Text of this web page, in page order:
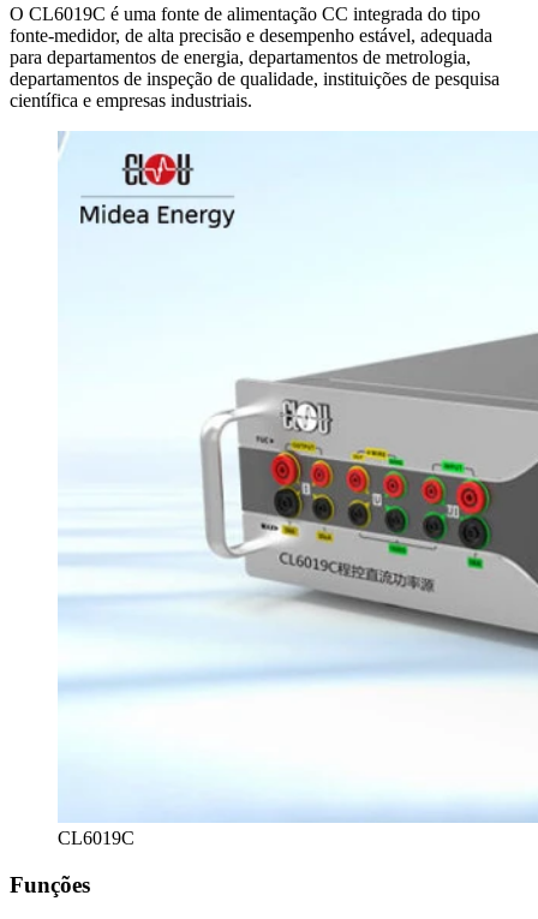
O CL6019C é uma fonte de alimentação CC integrada do tipo
fonte-medidor, de alta precisão e desempenho estável, adequada
para departamentos de energia, departamentos de metrologia,
departamentos de inspeção de qualidade, instituições de pesquisa
científica e empresas industriais.
CL6019C
Funções